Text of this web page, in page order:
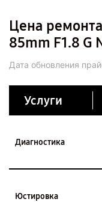
Цена
85mm F1.8 G
Дата обновления
Услуги
Диагностика
Юстировка